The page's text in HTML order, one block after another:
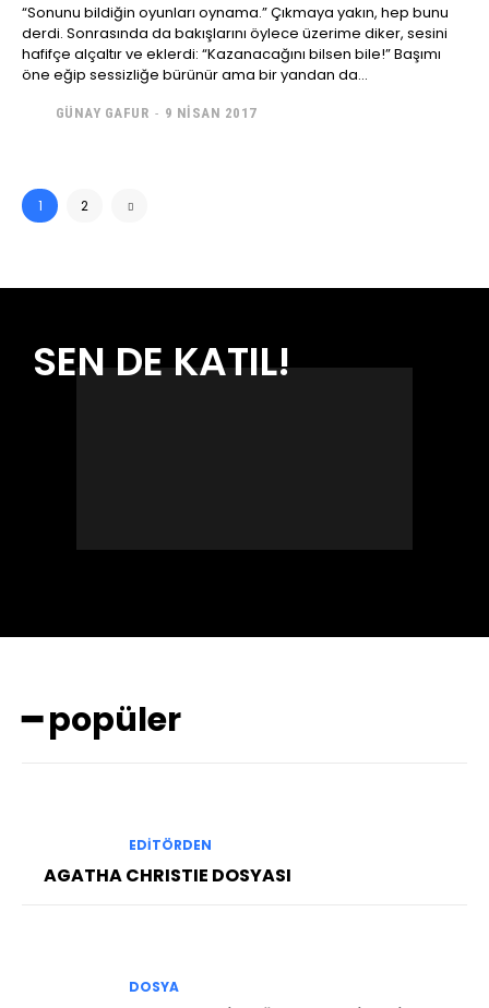
“Sonunu bildiğin oyunları oynama.” Çıkmaya yakın, hep bunu
derdi. Sonrasında da bakışlarını öylece üzerime diker, sesini
hafifçe alçaltır ve eklerdi: “Kazanacağını bilsen bile!” Başımı
öne eğip sessizliğe bürünür ama bir yandan da...
GÜNAY GAFUR - 9 NISAN 2017
1 2
SEN DE KATIL!
━ popüler
EDITÖRDEN
AGATHA CHRISTIE DOSYASI
DOSYA